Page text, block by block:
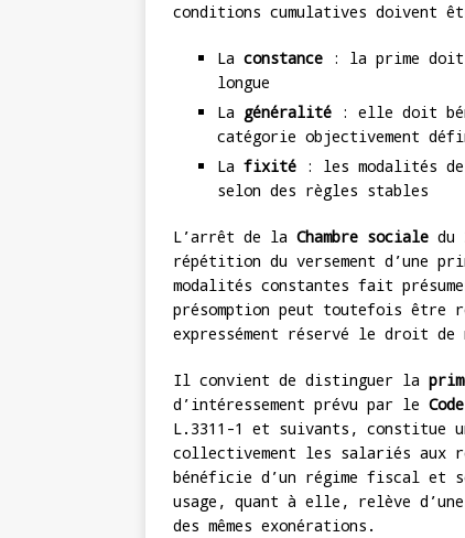
conditions cumulatives doivent
La constance : la prime doit
longue
La généralité : elle doit
catégorie objectivement
La fixité : les modalités
selon des règles stables
L’arrêt de la Chambre sociale du
répétition du versement d’une
modalités constantes fait
présomption peut toutefois être
expressément réservé le droit de
Il convient de distinguer la
d’intéressement prévu par le
L.3311-1 et suivants, constitue
collectivement les salariés aux
bénéficie d’un régime fiscal et
usage, quant à elle, relève
des mêmes exonérations.